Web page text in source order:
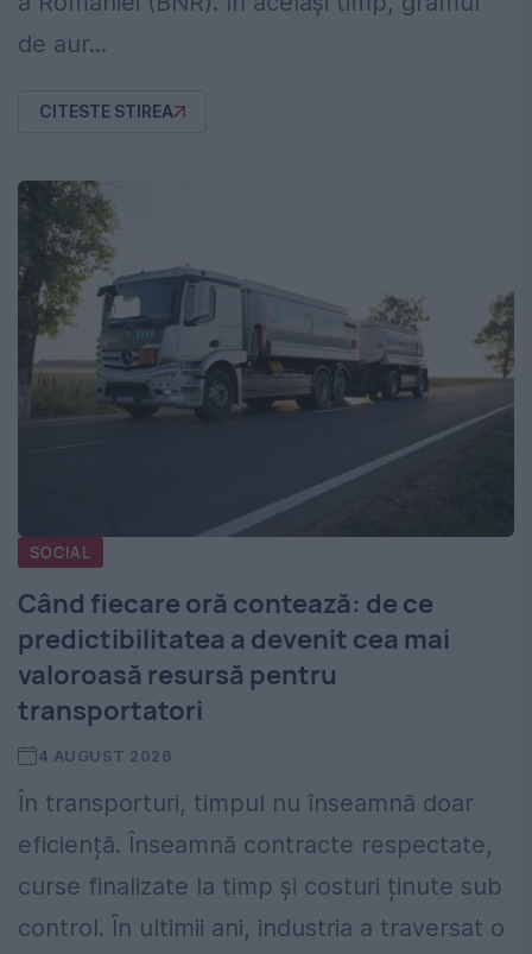
de aur...
CITESTE STIREA
SOCIAL
Când fiecare oră contează: de ce
predictibilitatea a devenit cea mai
valoroasă resursă pentru
transportatori
4 AUGUST 2026
În transporturi, timpul nu înseamnă doar
eficiență. Înseamnă contracte respectate,
curse finalizate la timp și costuri ținute sub
control. În ultimii ani, industria a traversat o